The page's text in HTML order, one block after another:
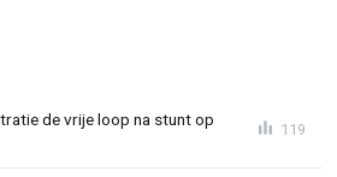
de vrije loop na stunt op
119